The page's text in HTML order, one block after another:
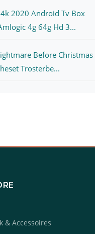
2020 Android Tv Box
4g 64g Hd 3...
Before Christmas
Trosterbe...
& Accessoires